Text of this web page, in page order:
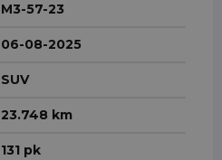
M3-57-23
06-08-2025
SUV
23.748 km
131 pk